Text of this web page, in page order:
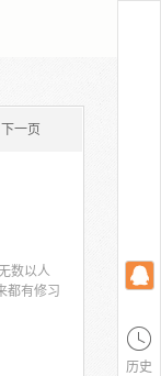
下一页
数以人
都有修习
历史